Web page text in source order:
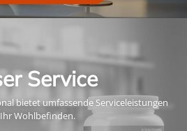
Service
bietet umfassende Serviceleistungen
Wohlbefinden.